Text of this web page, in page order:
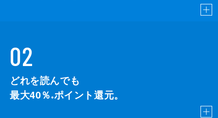
02
どれを読んでも
最大40％ ※ポイント還元。